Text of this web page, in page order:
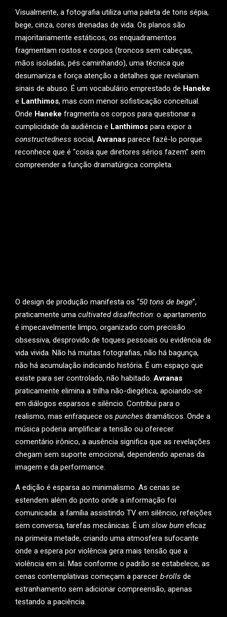
Visualmente, a fotografia utiliza uma paleta de tons sépia,
bege, cinza, cores drenadas de vida. Os planos são
majoritariamente estáticos, os enquadramentos
fragmentam rostos e corpos (troncos sem cabeças,
mãos isoladas, pés caminhando), uma técnica que
desumaniza e força atenção a detalhes que revelariam
sinais de abuso. É um vocabulário emprestado de Haneke
e Lanthimos, mas com menor sofisticação conceitual.
Onde Haneke fragmenta os corpos para questionar a
cumplicidade da audiência e Lanthimos para expor a
constructedness social, Avranas parece fazê-lo porque
reconhece que é “coisa que diretores sérios fazem” sem
compreender a função dramatúrgica completa.
O design de produção manifesta os “50 tons de bege”,
praticamente uma cultivated disaffection: o apartamento
é impecavelmente limpo, organizado com precisão
obsessiva, desprovido de toques pessoais ou evidência de
vida vivida. Não há muitas fotografias, não há bagunça,
não há acumulação indicando história. É um espaço que
existe para ser controlado, não habitado. Avranas
praticamente elimina a trilha não-diegética, apoiando-se
em diálogos esparsos e silêncio. Contribui para o
realismo, mas enfraquece os punches dramáticos. Onde a
música poderia amplificar a tensão ou oferecer
comentário irônico, a ausência significa que as revelações
chegam sem suporte emocional, dependendo apenas da
imagem e da performance.
A edição é esparsa ao minimalismo. As cenas se
estendem além do ponto onde a informação foi
comunicada: a família assistindo TV em silêncio, refeições
sem conversa, tarefas mecânicas. É um slow burn eficaz
na primeira metade, criando uma atmosfera sufocante
onde a espera por violência gera mais tensão que a
violência em si. Mas conforme o padrão se estabelece, as
cenas contemplativas começam a parecer b-rolls de
estranhamento sem adicionar compreensão, apenas
testando a paciência.